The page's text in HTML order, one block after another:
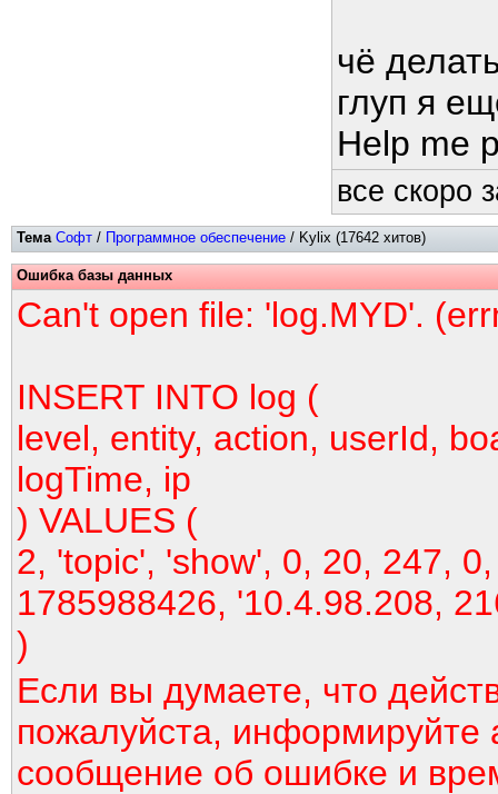
чё
глуп я
Help me
все скоро
Тема Софт / Программное обеспечение / Kylix (17642 хитов)
Ошибка базы данных
Can't open file: 'log.MYD'.
INSERT INTO log (
level, entity, action, userId,
logTime, ip
) VALUES (
2, 'topic', 'show', 0, 20, 247,
1785988426, '10.4.98.208,
)
Если вы думаете, что
пожалуйста, информируйте
сообщение об ошибке и